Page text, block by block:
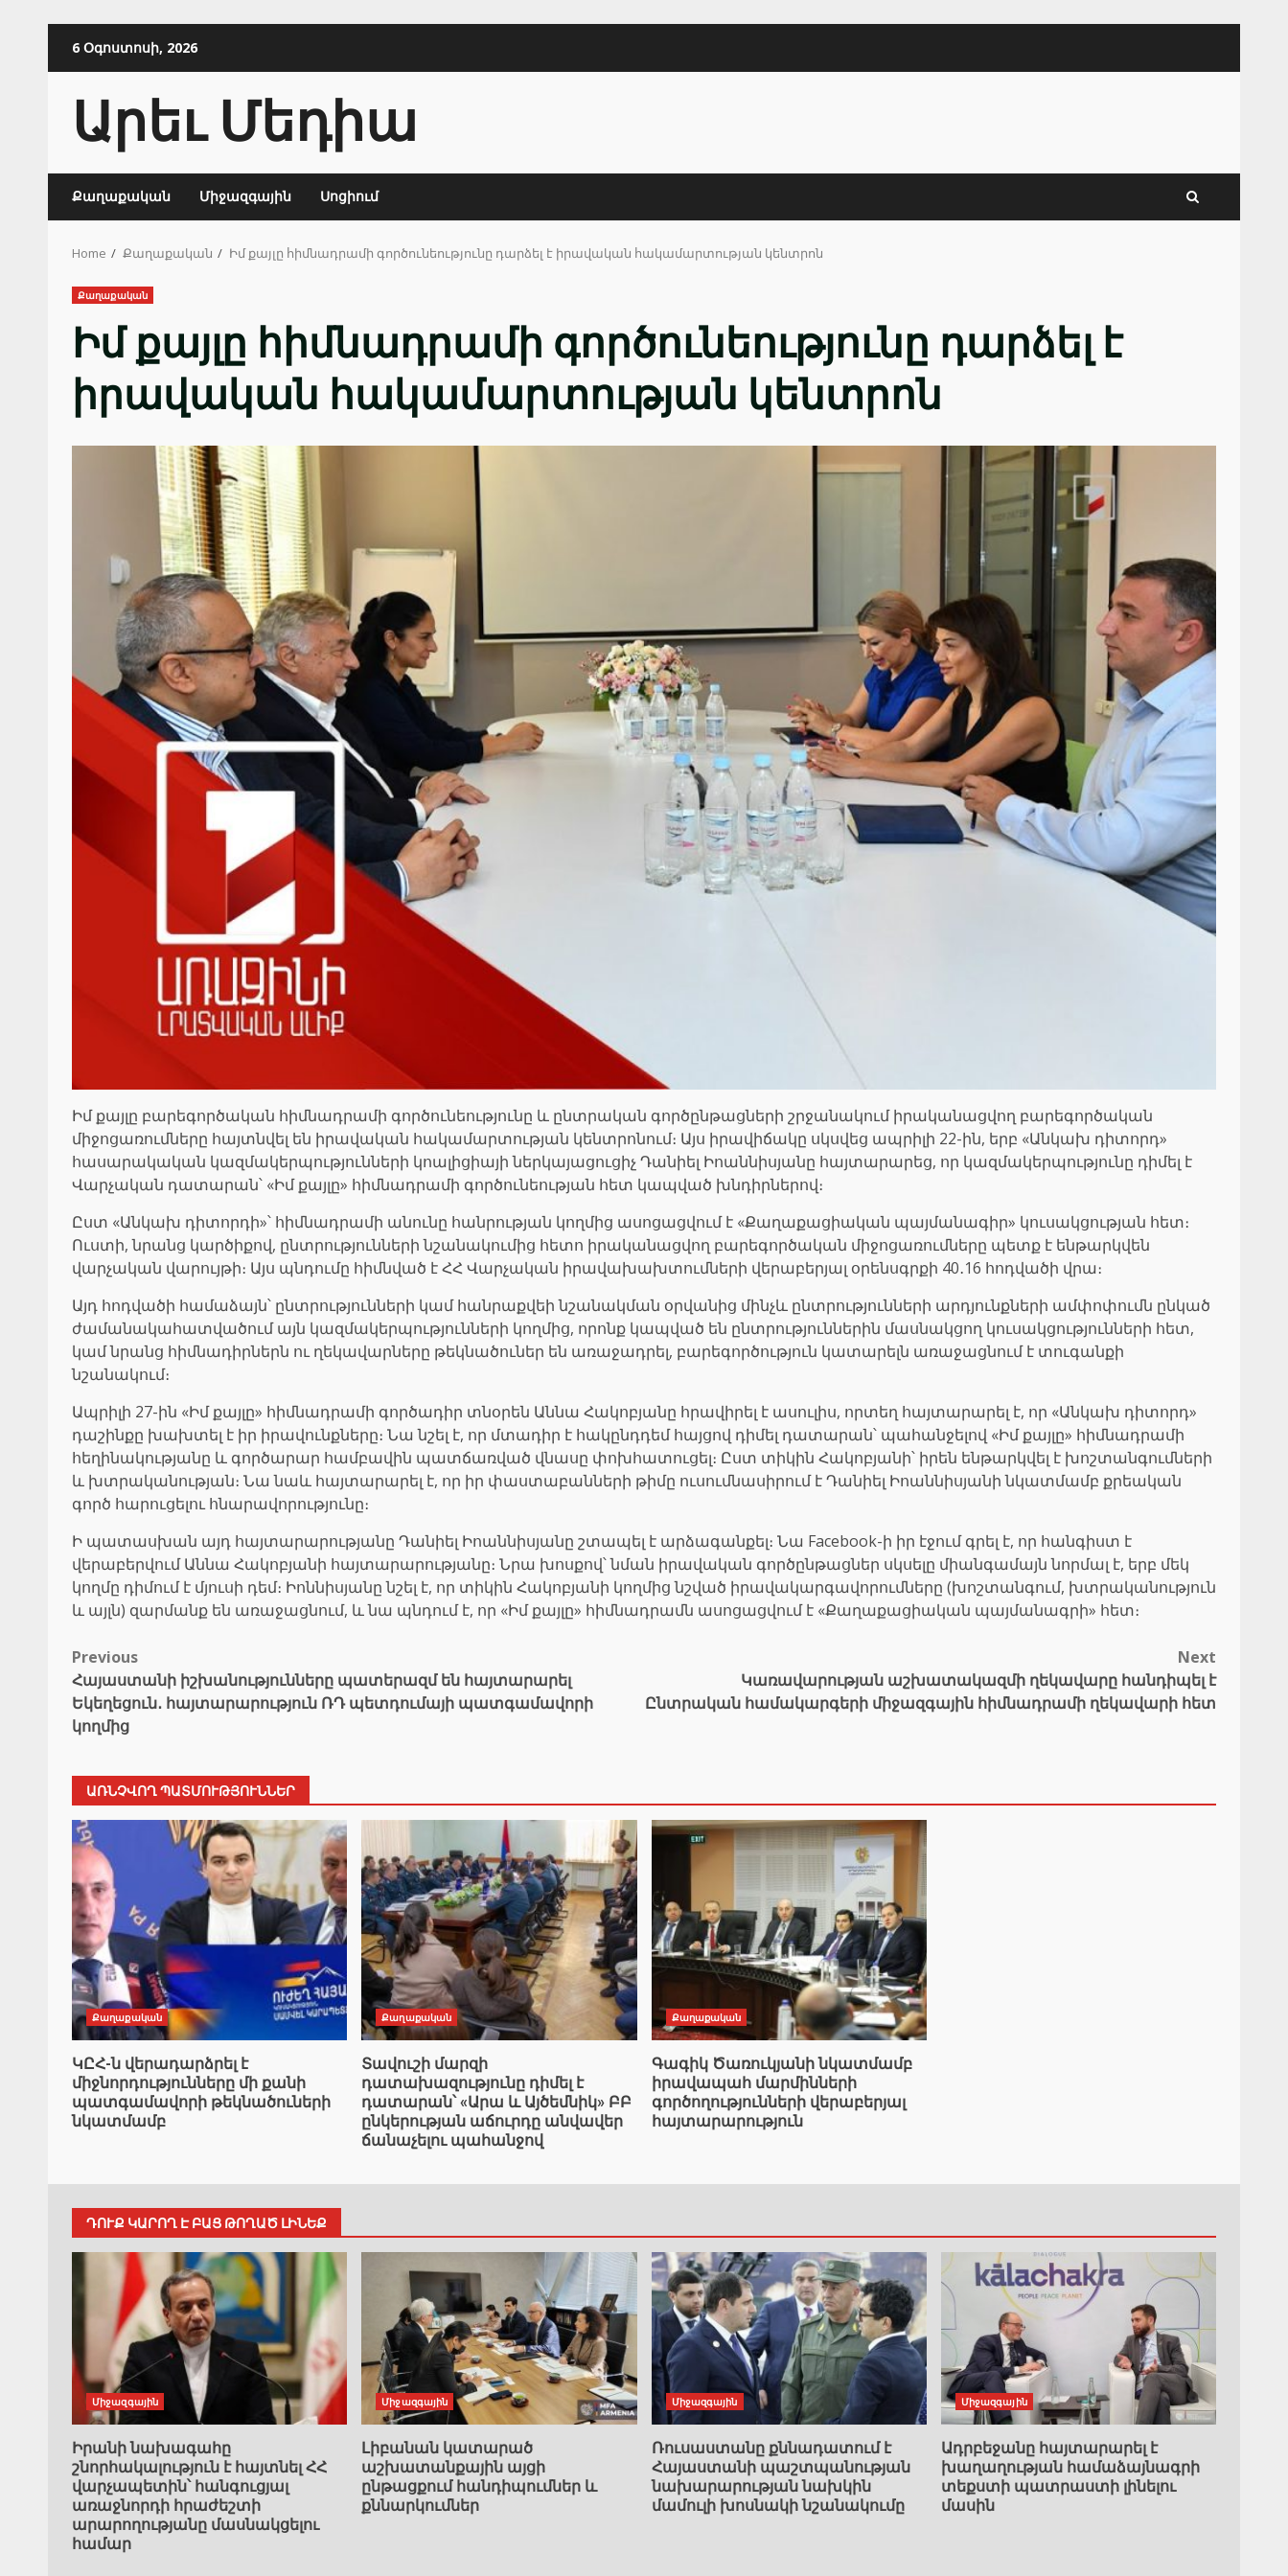
6 Օգոստոսի, 2026
Արեւ Մեդիա
Քաղաքական Միջազգային Սոցիում
Home Քաղաքական Իմ քայլը հիմնադրամի գործունեությունը դարձել է իրավական հակամարտության կենտրոն
Քաղաքական
Իմ քայլը հիմնադրամի գործունեությունը դարձել է
իրավական հակամարտության կենտրոն
Իմ քայլը բարեգործական հիմնադրամի գործունեությունը և ընտրական գործընթացների շրջանակում իրականացվող բարեգործական
միջոցառումները հայտնվել են իրավական հակամարտության կենտրոնում։ Այս իրավիճակը սկսվեց ապրիլի 22-ին, երբ «Անկախ դիտորդ»
հասարակական կազմակերպությունների կոալիցիայի ներկայացուցիչ Դանիել Իոաննիսյանը հայտարարեց, որ կազմակերպությունը դիմել է
Վարչական դատարան՝ «Իմ քայլը» հիմնադրամի գործունեության հետ կապված խնդիրներով։
Ըստ «Անկախ դիտորդի»՝ հիմնադրամի անունը հանրության կողմից ասոցացվում է «Քաղաքացիական պայմանագիր» կուսակցության հետ։
Ուստի, նրանց կարծիքով, ընտրությունների նշանակումից հետո իրականացվող բարեգործական միջոցառումները պետք է ենթարկվեն
վարչական վարույթի։ Այս պնդումը հիմնված է ՀՀ Վարչական իրավախախտումների վերաբերյալ օրենսգրքի 40․16 հոդվածի վրա։
Այդ հոդվածի համաձայն՝ ընտրությունների կամ հանրաքվեի նշանակման օրվանից մինչև ընտրությունների արդյունքների ամփոփումն ընկած
ժամանակահատվածում այն կազմակերպությունների կողմից, որոնք կապված են ընտրություններին մասնակցող կուսակցությունների հետ,
կամ նրանց հիմնադիրներն ու ղեկավարները թեկնածուներ են առաջադրել, բարեգործություն կատարելն առաջացնում է տուգանքի
նշանակում։
Ապրիլի 27-ին «Իմ քայլը» հիմնադրամի գործադիր տնօրեն Աննա Հակոբյանը հրավիրել է ասուլիս, որտեղ հայտարարել է, որ «Անկախ դիտորդ»
դաշինքը խախտել է իր իրավունքները։ Նա նշել է, որ մտադիր է հակընդդեմ հայցով դիմել դատարան՝ պահանջելով «Իմ քայլը» հիմնադրամի
հեղինակությանը և գործարար համբավին պատճառված վնասը փոխհատուցել։ Ըստ տիկին Հակոբյանի՝ իրեն ենթարկվել է խոշտանգումների
և խտրականության։ Նա նաև հայտարարել է, որ իր փաստաբանների թիմը ուսումնասիրում է Դանիել Իոաննիսյանի նկատմամբ քրեական
գործ հարուցելու հնարավորությունը։
Ի պատասխան այդ հայտարարությանը Դանիել Իոաննիսյանը շտապել է արձագանքել։ Նա Facebook-ի իր էջում գրել է, որ հանգիստ է
վերաբերվում Աննա Հակոբյանի հայտարարությանը։ Նրա խոսքով՝ նման իրավական գործընթացներ սկսելը միանգամայն նորմալ է, երբ մեկ
կողմը դիմում է մյուսի դեմ։ Իոննիսյանը նշել է, որ տիկին Հակոբյանի կողմից նշված իրավակարգավորումները (խոշտանգում, խտրականություն
և այլն) զարմանք են առաջացնում, և նա պնդում է, որ «Իմ քայլը» հիմնադրամն ասոցացվում է «Քաղաքացիական պայմանագրի» հետ։
Post
navigation
Previous
Հայաստանի իշխանությունները պատերազմ են հայտարարել
Եկեղեցուն․ հայտարարություն ՌԴ պետդումայի պատգամավորի
կողմից
Next
Կառավարության աշխատակազմի ղեկավարը հանդիպել է
Ընտրական համակարգերի միջազգային հիմնադրամի ղեկավարի հետ
ԱՌՆՉՎՈՂ ՊԱՏՄՈՒԹՅՈՒՆՆԵՐ
Քաղաքական
ԿԸՀ-ն վերադարձրել է
միջնորդությունները մի քանի
պատգամավորի թեկնածուների
նկատմամբ
Քաղաքական
Տավուշի մարզի
դատախազությունը դիմել է
դատարան՝ «Արա և Այծեմնիկ» ԲԲ
ընկերության աճուրդը անվավեր
ճանաչելու պահանջով
Քաղաքական
Գագիկ Ծառուկյանի նկատմամբ
իրավապահ մարմինների
գործողությունների վերաբերյալ
հայտարարություն
ԴՈՒՔ ԿԱՐՈՂ Է ԲԱՑ ԹՈՂԱԾ ԼԻՆԵՔ
Միջազգային
Իրանի նախագահը
շնորհակալություն է հայտնել ՀՀ
վարչապետին՝ հանգուցյալ
առաջնորդի հրաժեշտի
արարողությանը մասնակցելու
համար
Միջազգային
Լիբանան կատարած
աշխատանքային այցի
ընթացքում հանդիպումներ և
քննարկումներ
Միջազգային
Ռուսաստանը քննադատում է
Հայաստանի պաշտպանության
նախարարության նախկին
մամուլի խոսնակի նշանակումը
Միջազգային
Ադրբեջանը հայտարարել է
խաղաղության համաձայնագրի
տեքստի պատրաստի լինելու
մասին